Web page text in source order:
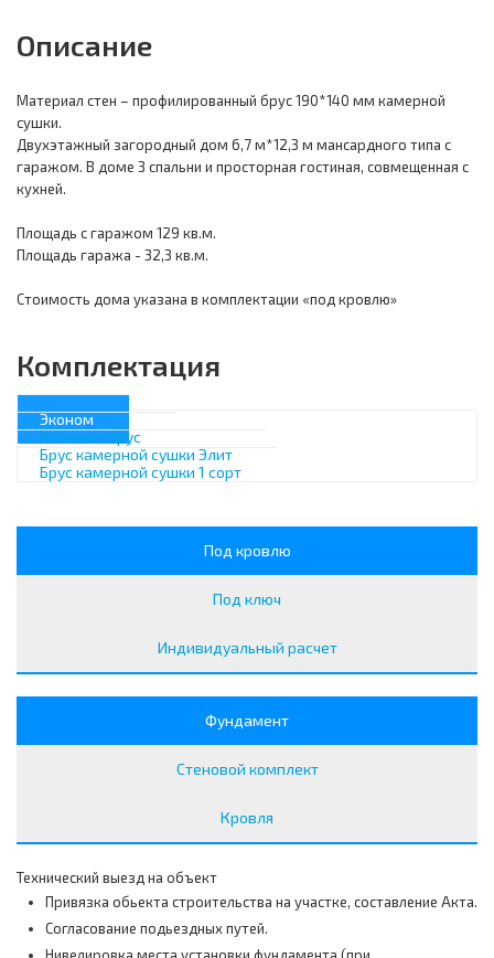
Описание
Материал стен – профилированный брус 190*140 мм камерной
сушки.
Двухэтажный загородный дом 6,7 м*12,3 м мансардного типа с
гаражом. В доме 3 спальни и просторная гостиная, совмещенная с
кухней.
Площадь с гаражом 129 кв.м.
Площадь гаража - 32,3 кв.м.
Стоимость дома указана в комплектации «под кровлю»
Комплектация
Эконом
Клееный брус
Брус камерной сушки Элит
Брус камерной сушки 1 сорт
Под кровлю
Под ключ
Индивидуальный расчет
Фундамент
Стеновой комплект
Кровля
Технический выезд на объект
Привязка обьекта строительства на участке, составление Акта.
Согласование подьездных путей.